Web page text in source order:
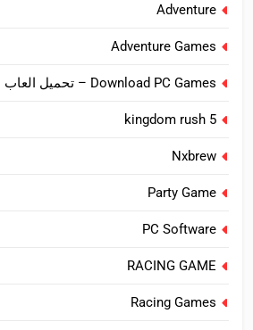
Adventure
Adventure Games
Download PC Games – تحميل العاب الويندوز
kingdom rush 5
Nxbrew
Party Game
PC Software
RACING GAME
Racing Games